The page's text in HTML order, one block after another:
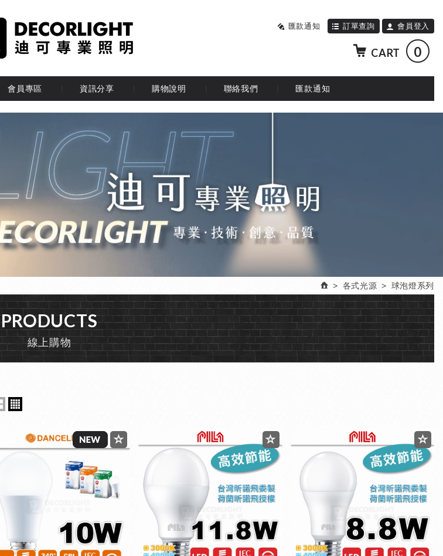
匯款通知 訂單查詢 會員登入
CART 0
會員專區 資訊分享 購物說明 聯絡我們 匯款通知
各式光源 球泡燈系列
PRODUCTS
線上購物